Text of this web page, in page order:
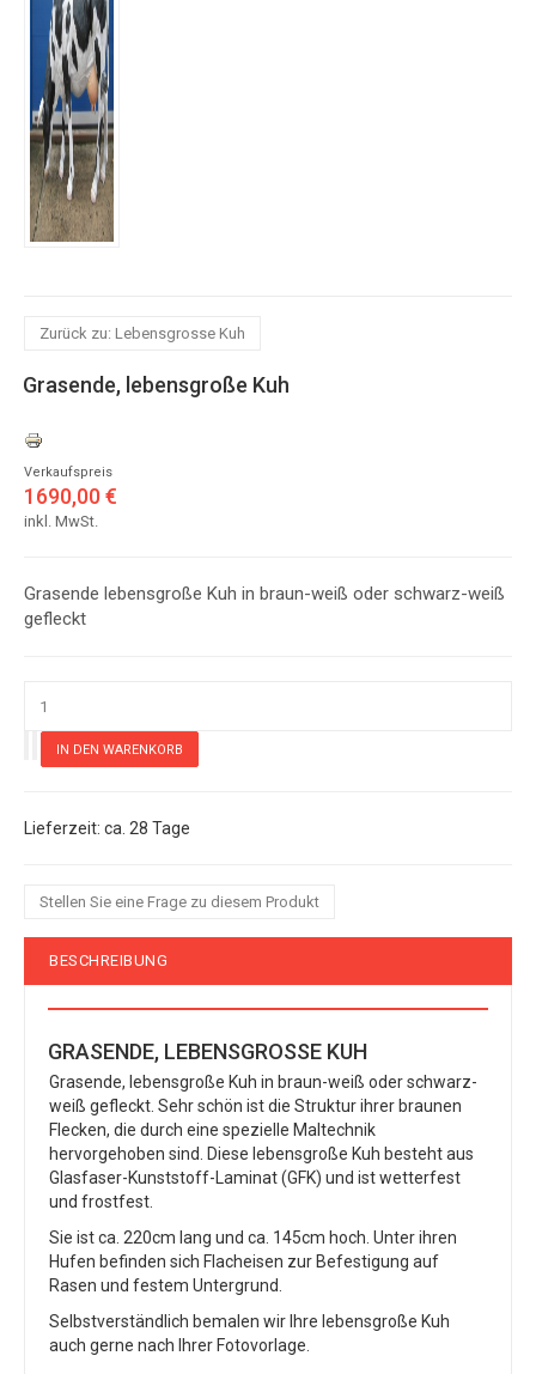
Zurück zu: Lebensgrosse Kuh
Grasende, lebensgroße Kuh
Verkaufspreis
1690,00 €
inkl. MwSt.
Grasende lebensgroße Kuh in braun-weiß oder schwarz-weiß
gefleckt
ca. 28 Tage
Stellen Sie eine Frage zu diesem Produkt
BESCHREIBUNG
GRASENDE, LEBENSGROSSE KUH
Grasende, lebensgroße Kuh in braun-weiß oder schwarz-
weiß gefleckt. Sehr schön ist die Struktur ihrer braunen
Flecken, die durch eine spezielle Maltechnik
hervorgehoben sind. Diese lebensgroße Kuh besteht aus
Glasfaser-Kunststoff-Laminat (GFK) und ist wetterfest
und frostfest.
Sie ist ca. 220cm lang und ca. 145cm hoch. Unter ihren
Hufen befinden sich Flacheisen zur Befestigung auf
Rasen und festem Untergrund.
Selbstverständlich bemalen wir Ihre lebensgroße Kuh
auch gerne nach Ihrer Fotovorlage.